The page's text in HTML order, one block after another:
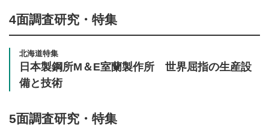
4面調査研究・特集
北海道特集
日本製鋼所M＆E室蘭製作所 世界屈指の生産設
備と技術
5面調査研究・特集